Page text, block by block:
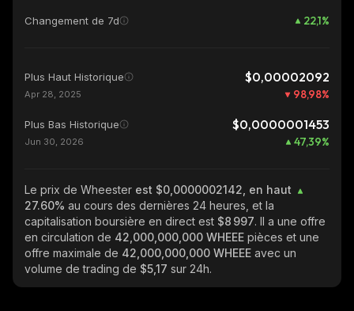
Changement de 7d 22,1%
Plus Haut Historique $0,00002092
Apr 28, 2025 98,98%
Plus Bas Historique $0,0000001453
Jun 30, 2026 47,39%
Le prix de Wheester est $0,0000002142, en haut
27.60% au cours des dernières 24 heures, et la
capitalisation boursière en direct est $8 997. Il a une offre
en circulation de 42,000,000,000 WHEEE pièces et une
offre maximale de 42,000,000,000 WHEEE avec un
volume de trading de $5,17 sur 24h.